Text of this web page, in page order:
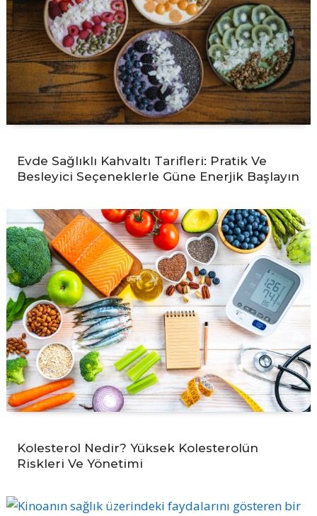
Evde Sağlıklı Kahvaltı Tarifleri: Pratik Ve
Besleyici Seçeneklerle Güne Enerjik Başlayın
Kolesterol Nedir? Yüksek Kolesterolün
Riskleri Ve Yönetimi